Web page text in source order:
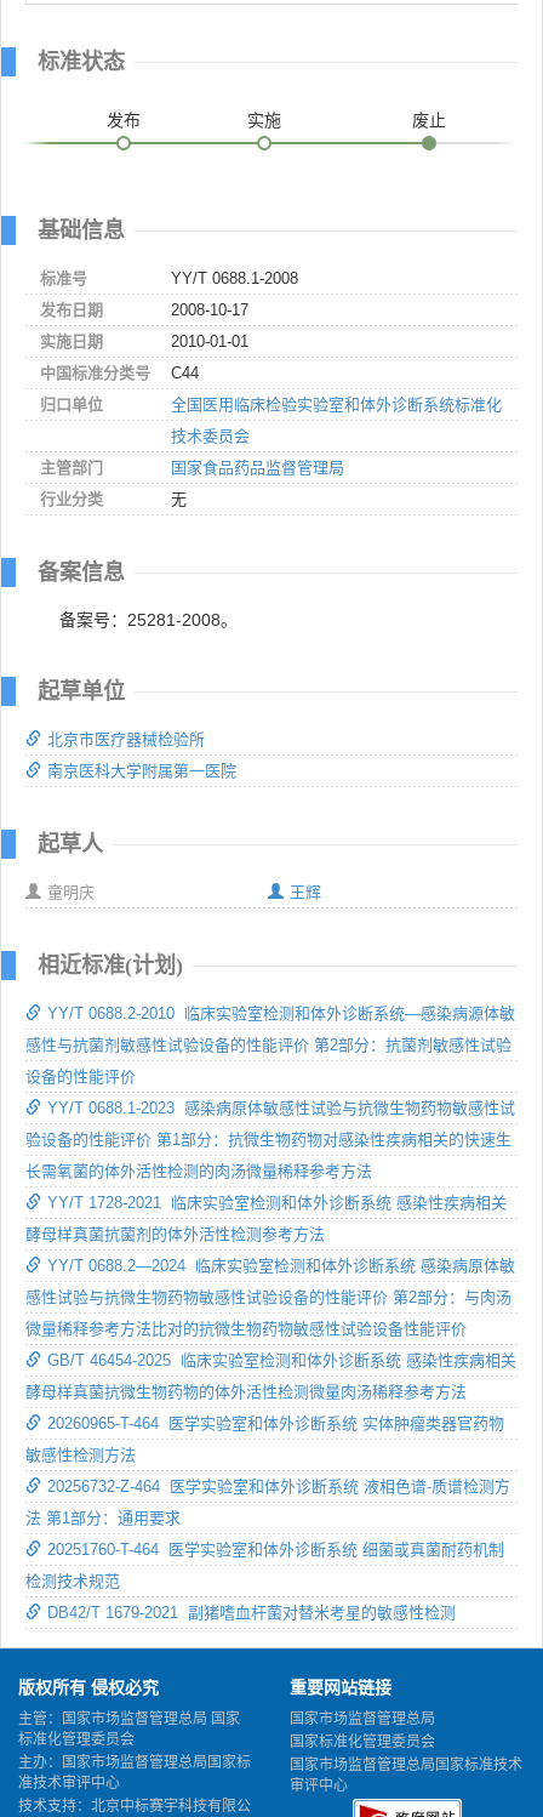
标准状态
发布 实施 废止
基础信息
标准号
YY/T 0688.1-2008
发布日期
2008-10-17
实施日期
2010-01-01
中国标准分类号
C44
归口单位
全国医用临床检验实验室和体外诊断系统标准化
技术委员会
主管部门
国家食品药品监督管理局
行业分类
无
备案信息
备案号：25281-2008。
起草单位
北京市医疗器械检验所
南京医科大学附属第一医院
起草人
童明庆 王辉
相近标准(计划)
YY/T 0688.2-2010 临床实验室检测和体外诊断系统—感染病源体敏
感性与抗菌剂敏感性试验设备的性能评价 第2部分：抗菌剂敏感性试验
设备的性能评价
YY/T 0688.1-2023 感染病原体敏感性试验与抗微生物药物敏感性试
验设备的性能评价 第1部分：抗微生物药物对感染性疾病相关的快速生
长需氧菌的体外活性检测的肉汤微量稀释参考方法
YY/T 1728-2021 临床实验室检测和体外诊断系统 感染性疾病相关
酵母样真菌抗菌剂的体外活性检测参考方法
YY/T 0688.2—2024 临床实验室检测和体外诊断系统 感染病原体敏
感性试验与抗微生物药物敏感性试验设备的性能评价 第2部分：与肉汤
微量稀释参考方法比对的抗微生物药物敏感性试验设备性能评价
GB/T 46454-2025 临床实验室检测和体外诊断系统 感染性疾病相关
酵母样真菌抗微生物药物的体外活性检测微量肉汤稀释参考方法
20260965-T-464 医学实验室和体外诊断系统 实体肿瘤类器官药物
敏感性检测方法
20256732-Z-464 医学实验室和体外诊断系统 液相色谱-质谱检测方
法 第1部分：通用要求
20251760-T-464 医学实验室和体外诊断系统 细菌或真菌耐药机制
检测技术规范
DB42/T 1679-2021 副猪嗜血杆菌对替米考星的敏感性检测
版权所有 侵权必究
主管：国家市场监督管理总局 国家
标准化管理委员会
主办：国家市场监督管理总局国家标
准技术审评中心
技术支持：北京中标赛宇科技有限公
重要网站链接
国家市场监督管理总局
国家标准化管理委员会
国家市场监督管理总局国家标准技术
审评中心